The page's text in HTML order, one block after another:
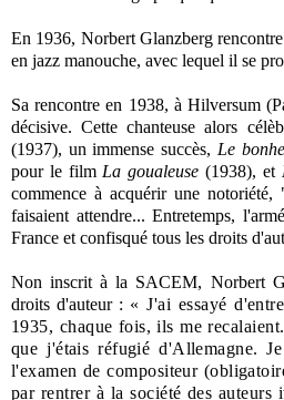
En 1936, Norbert Glanzberg
en jazz manouche, avec lequel il se
Sa rencontre en 1938, à Hilversum
décisive. Cette chanteuse alors
(1937), un immense succès, Le
pour le film La goualeuse(1938), et
commence à acquérir une notoriété,
faisaient attendre... Entretemps,
France et confisqué tous les droits
Non inscrit à la SACEM, Norbert
droits d'auteur : « J'ai essayé
1935, chaque fois, ils me
que j'étais réfugié d'Allemagne.
l'examen de compositeur
par rentrer à la société des auteurs